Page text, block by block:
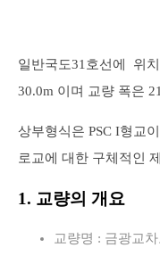
일반국도31호선에 위
30.0m 이며 교량 폭은
상부형식은 PSC I형교
로교에 대한 구체적인
1. 교량의 개요
교량명 : 금광교차